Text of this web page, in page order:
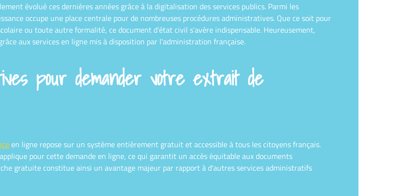
évolué ces dernières années grâce à la digitalisation des services publics. Parmi les
occupe une place centrale pour de nombreuses procédures administratives. Que ce soit pour
ou toute autre formalité, ce document d'état civil s'avère indispensable. Heureusement,
aux services en ligne mis à disposition par l'administration française.
pour demander votre extrait de
en ligne repose sur un système entièrement gratuit et accessible à tous les citoyens français.
pour cette demande en ligne, ce qui garantit un accès équitable aux documents
gratuite constitue ainsi un avantage majeur par rapport à d'autres services administratifs